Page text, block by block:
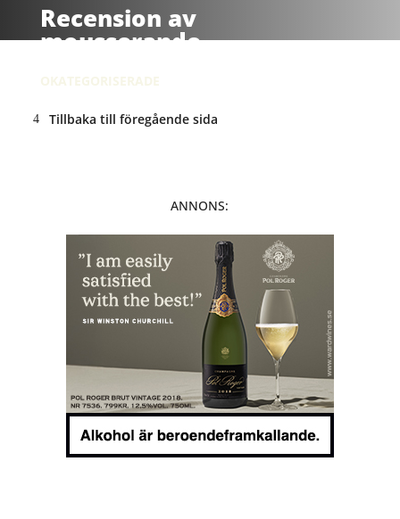
Recension av
mousserande
OKATEGORISERADE
Tillbaka till föregående sida
ANNONS: